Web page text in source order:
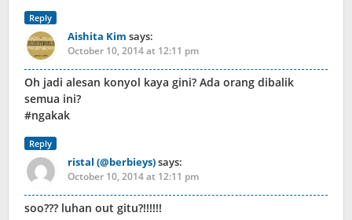
Reply
Aishita Kim says:
October 10, 2014 at 12:11 pm
Oh jadi alesan konyol kaya gini? Ada orang dibalik
semua ini?
#ngakak
Reply
ristal (@berbieys)says:
October 10, 2014 at 12:11 pm
soo??? luhan out gitu?!!!!!!